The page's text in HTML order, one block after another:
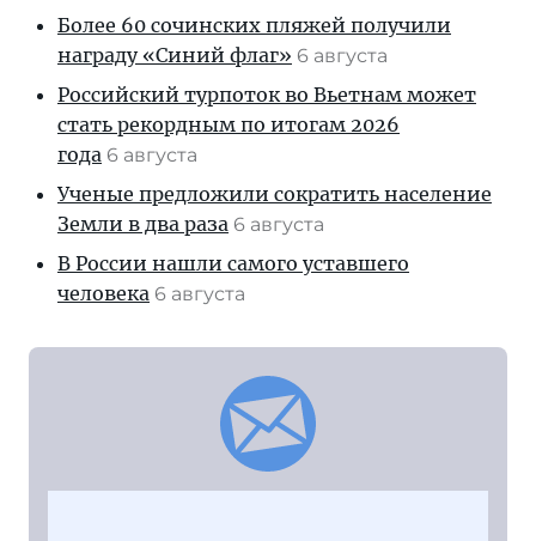
Более 60 сочинских пляжей получили
награду «Синий флаг» 6 августа
Российский турпоток во Вьетнам может
стать рекордным по итогам 2026
года 6 августа
Ученые предложили сократить население
Земли в два раза 6 августа
В России нашли самого уставшего
человека 6 августа